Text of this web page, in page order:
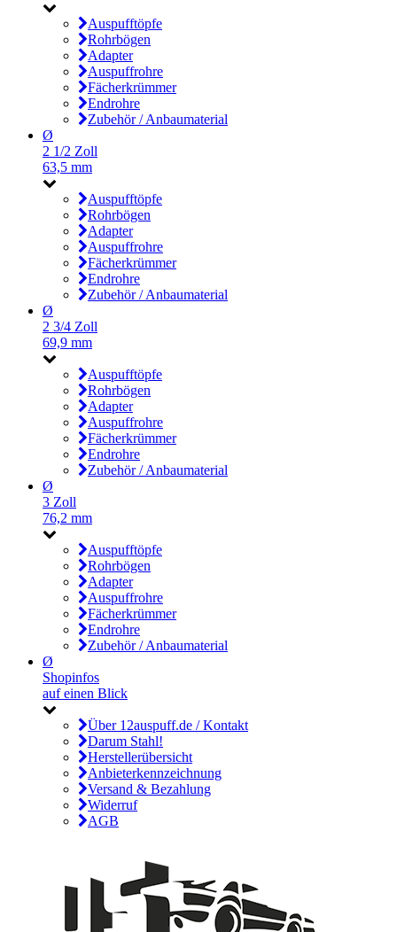
Auspufftöpfe
Rohrbögen
Adapter
Auspuffrohre
Fächerkrümmer
Endrohre
Zubehör / Anbaumaterial
Ø
2 1/2 Zoll
63,5 mm
Auspufftöpfe
Rohrbögen
Adapter
Auspuffrohre
Fächerkrümmer
Endrohre
Zubehör / Anbaumaterial
Ø
2 3/4 Zoll
69,9 mm
Auspufftöpfe
Rohrbögen
Adapter
Auspuffrohre
Fächerkrümmer
Endrohre
Zubehör / Anbaumaterial
Ø
3 Zoll
76,2 mm
Auspufftöpfe
Rohrbögen
Adapter
Auspuffrohre
Fächerkrümmer
Endrohre
Zubehör / Anbaumaterial
Ø
Shopinfos
auf einen Blick
Über 12auspuff.de / Kontakt
Darum Stahl!
Herstellerübersicht
Anbieterkennzeichnung
Versand & Bezahlung
Widerruf
AGB